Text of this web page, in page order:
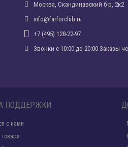
Москва, Скандинавский б-р, 2к2
info@farforclub.ru
+7 (495) 128-22-97
Звонки c 10:00 до 20:00 Заказы
ПОДДЕРЖКИ
с нами